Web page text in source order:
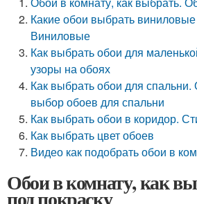
Какие обои выбрать
Виниловые
Как выбрать обои для
узоры на обоях
Как выбрать обои для спальни.
выбор обоев для спальни
Как выбрать обои в коридор.
Как выбрать цвет обоев
Видео как подобрать обои в
Обои в комнату, как